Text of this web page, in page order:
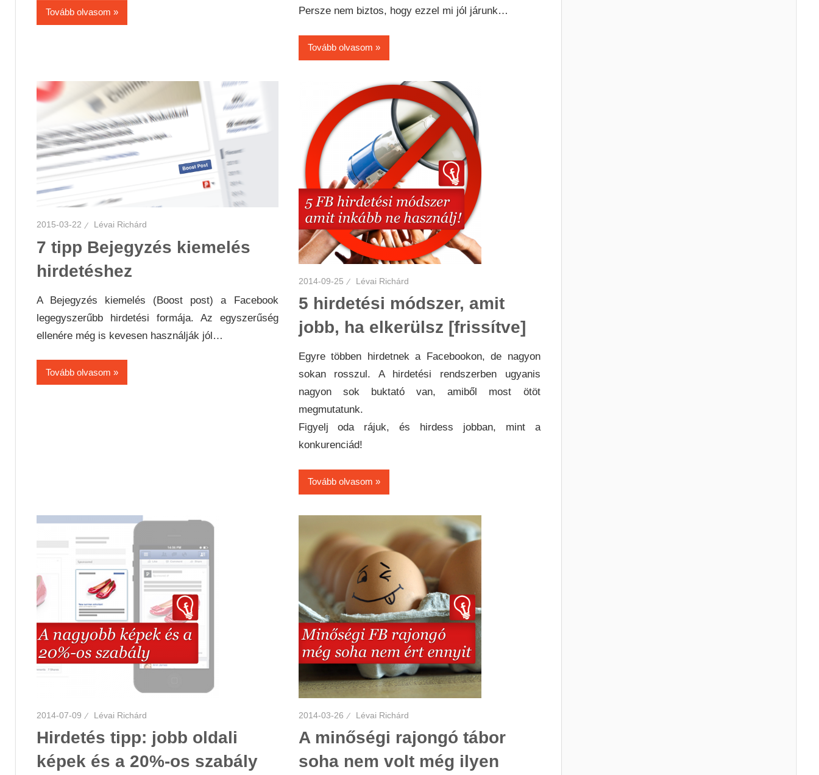
Tovább olvasom
Persze nem biztos, hogy ezzel mi jól járunk…
Tovább olvasom
2015-03-22 Lévai Richárd
7 tipp Bejegyzés kiemelés
hirdetéshez
A Bejegyzés kiemelés (Boost post) a Facebook
legegyszerűbb hirdetési formája. Az egyszerűség
ellenére még is kevesen használják jól…
Tovább olvasom
2014-09-25 Lévai Richárd
5 hirdetési módszer, amit
jobb, ha elkerülsz [frissítve]
Egyre többen hirdetnek a Facebookon, de nagyon
sokan rosszul. A hirdetési rendszerben ugyanis
nagyon sok buktató van, amiből most ötöt
megmutatunk.
Figyelj oda rájuk, és hirdess jobban, mint a
konkurenciád!
Tovább olvasom
2014-07-09 Lévai Richárd
Hirdetés tipp: jobb oldali
képek és a 20%-os szabály
2014-03-26 Lévai Richárd
A minőségi rajongó tábor
soha nem volt még ilyen